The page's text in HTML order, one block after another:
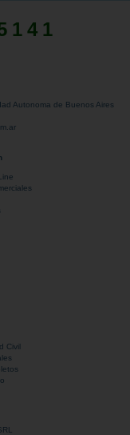
Autonoma de Buenos Aires
Civil